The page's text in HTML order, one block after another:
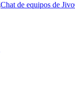
Chat de equipos de